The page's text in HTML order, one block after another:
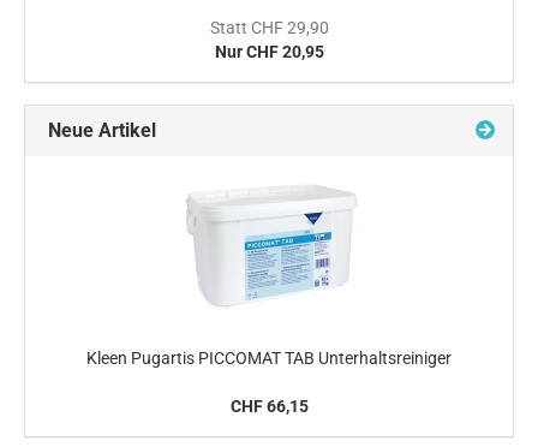
Statt CHF 29,90
Nur CHF 20,95
Neue Artikel
Kleen Pugartis PICCOMAT TAB Unterhaltsreiniger
CHF 66,15